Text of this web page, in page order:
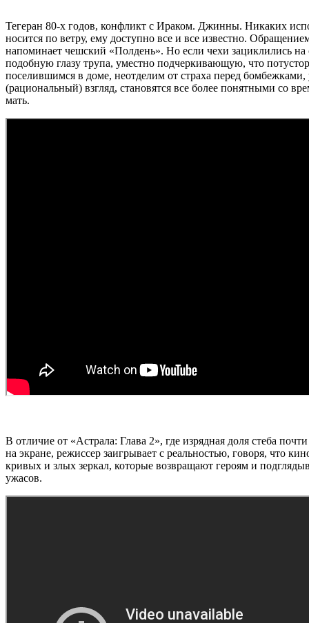
Тегеран 80-х годов, конфликт с Ираком. Джинны. Никаких
носится по ветру, ему доступно все и все известно.
напоминает чешский «Полдень». Но если чехи зациклились
подобную глазу трупа, уместно подчеркивающую, что
поселившимся в доме, неотделим от страха перед
(рациональный) взгляд, становятся все более понятными со
мать.
В отличие от «Астрала: Глава 2», где изрядная доля стеба
на экране, режиссер заигрывает с реальностью, говоря, что
кривых и злых зеркал, которые возвращают героям и
ужасов.